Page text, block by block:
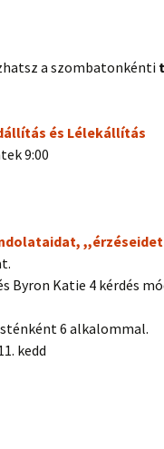
a szombatonkénti
és Lélekállítás
9:00
Byron Katie 4 kérdés
6 alkalommal.
kedd